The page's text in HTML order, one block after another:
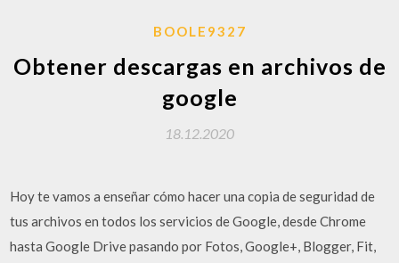
BOOLE9327
Obtener descargas en archivos de
google
18.12.2020
Hoy te vamos a enseñar cómo hacer una copia de seguridad de
tus archivos en todos los servicios de Google, desde Chrome
hasta Google Drive pasando por Fotos, Google+, Blogger, Fit,